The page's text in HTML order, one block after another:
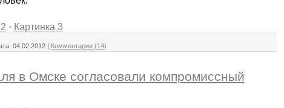
· Картинка 3
04.02.2012 | Комментарии (14)
в Омске согласовали компромиссный